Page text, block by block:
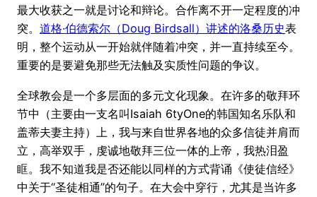
最大收获之一就是讨论和辩论。合作离不开一定程度的冲
突。 道格·伯德索尔（Doug Birdsall）讲述的洛桑历史表
明，整个运动从一开始就伴随着冲突，并一直持续至今。
重要的是要避免那些无法触及实质性问题的争议。
全球教会是一个多层面的多元文化现象。在许多的敬拜环
节中（主要由一支名叫Isaiah 6tyOne的韩国知名乐队和
盖蒂夫妻主持）上，我与来自世界各地的众多信徒并肩而
立，高举双手，虔诚地敬拜三位一体的上帝，我热泪盈
眶。我不知道我是否还能以同样的方式背诵《使徒信经》
中关于“圣徒相通”的句子。在大会中穿行，尤其是当许多